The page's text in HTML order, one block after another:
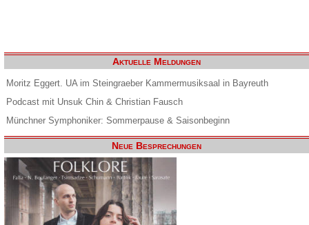
Aktuelle Meldungen
Moritz Eggert. UA im Steingraeber Kammermusiksaal in Bayreuth
Podcast mit Unsuk Chin & Christian Fausch
Münchner Symphoniker: Sommerpause & Saisonbeginn
Neue Besprechungen